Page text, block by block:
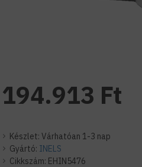
Készlet: Várhatóan 1-3 nap
Gyártó: INELS
Cikkszám: EHIN5476
194.913 Ft